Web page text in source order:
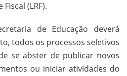
(LRF).
de Educação deverá
todos os processos seletivos
se abster de publicar novos
ou iniciar atividades do